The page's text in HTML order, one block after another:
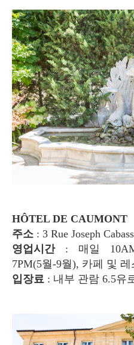
HÔTEL DE CAUMONT
주소 : 3 Rue Joseph
영업시간: 매일 10AM-
7PM(5월-9월), 카페 및
입장료 : 내부 관람 6.5유